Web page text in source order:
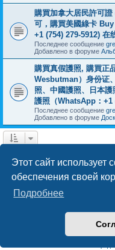
Этот сайт использует
обеспечения своей
Подробнее
購買加拿大居民許可
可，購買美國綠卡
+1 (754) 279-5912) 在
Последнее сообщение
Добавлено в форуме
購買真假護照, 購買正
Wesbutman）身份证
照、中國護照、日本
護照（WhatsApp：+1
Последнее сообщение
Добавлено в форуме
Создано на основе